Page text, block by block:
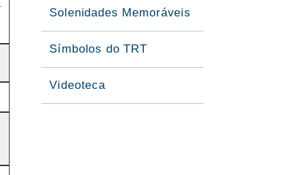
Solenidades Memoráveis
Símbolos do TRT
Videoteca